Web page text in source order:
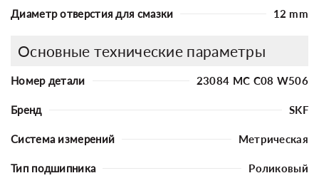
Диаметр отверстия для смазки 12 mm
Основные технические параметры
Номер детали 23084 MC C08 W506
Бренд SKF
Система измерений Метрическая
Тип подшипника Роликовый